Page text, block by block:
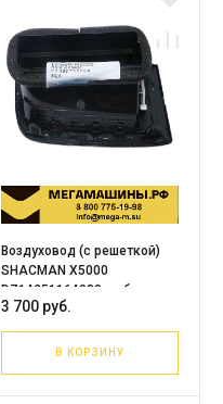
Воздуховод (с решеткой)
SHACMAN X5000
DZ14251164080 в сборе
3 700 руб.
В КОРЗИНУ